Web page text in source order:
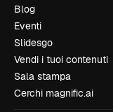
Blog
Eventi
Slidesgo
Vendi i tuoi contenuti
Sala stampa
Cerchi magnific.ai